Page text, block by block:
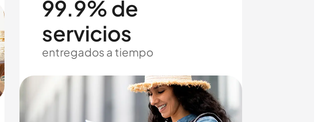
99.9% de
servicios
entregados a tiempo